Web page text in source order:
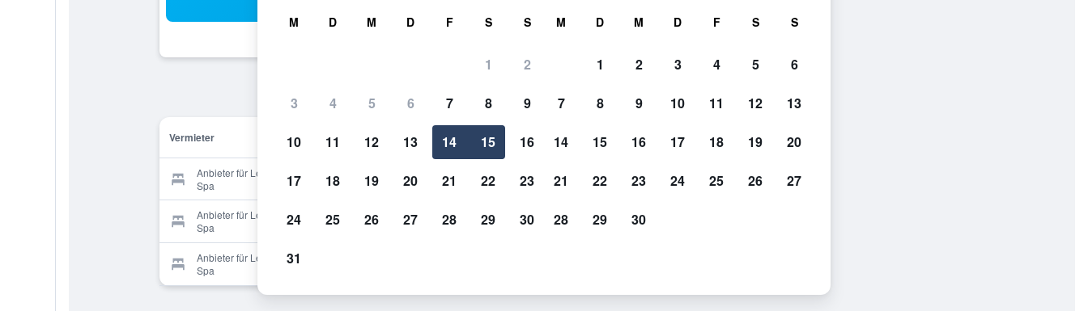
Vermieter
Anbieter für Le St Barnabe Hotel &
Spa
Preise anzeigen
Anbieter für Le St Barnabe Hotel &
Spa
Preise anzeigen
Anbieter für Le St Barnabe Hotel &
Spa
M D M D F S S
1 2
3 4 5 6 7 8 9
10 11 12 13 14 15 16
17 18 19 20 21 22 23
24 25 26 27 28 29 30
31
M D M D F S S
1 2 3 4 5 6
7 8 9 10 11 12 13
14 15 16 17 18 19 20
21 22 23 24 25 26 27
28 29 30